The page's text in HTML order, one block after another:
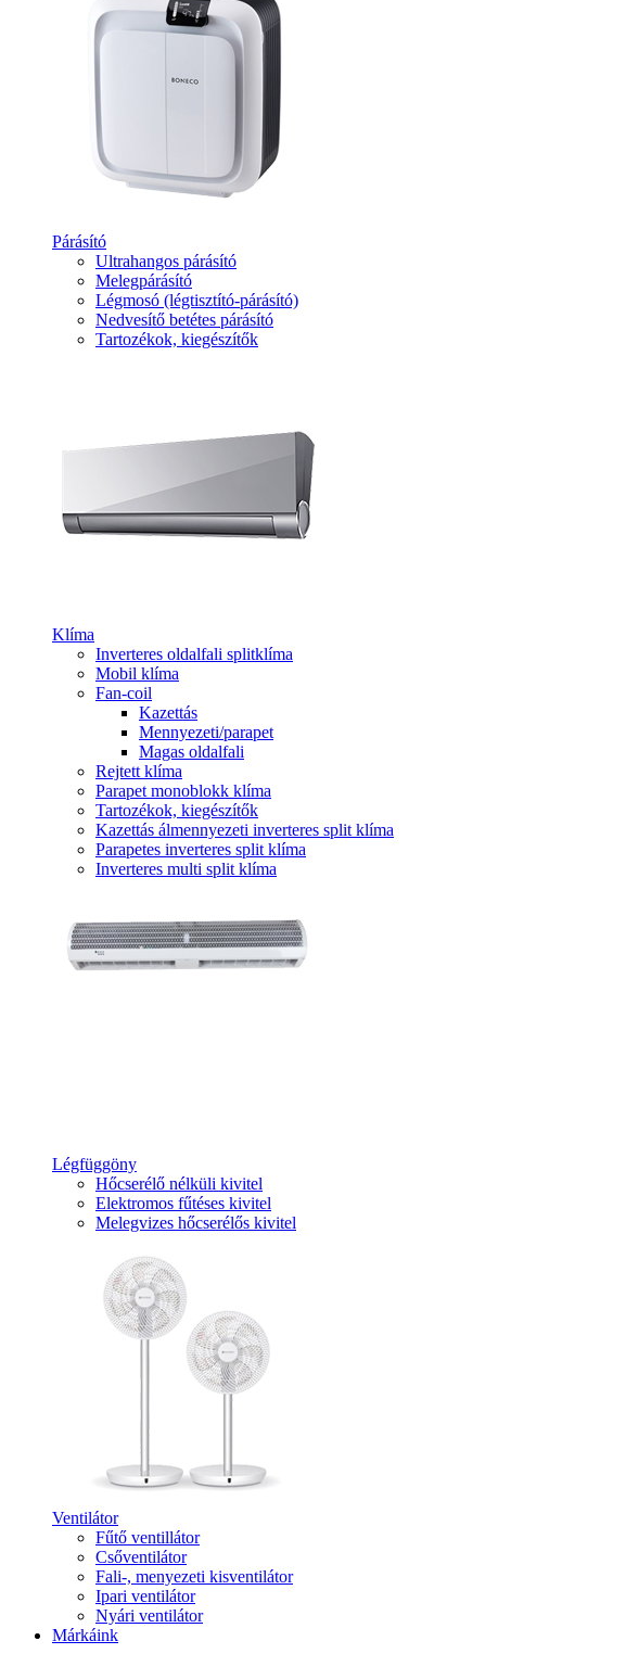
Párásító
Ultrahangos párásító
Melegpárásító
Légmosó (légtisztító-párásító)
Nedvesítő betétes párásító
Tartozékok, kiegészítők
Klíma
Inverteres oldalfali splitklíma
Mobil klíma
Fan-coil
Kazettás
Mennyezeti/parapet
Magas oldalfali
Rejtett klíma
Parapet monoblokk klíma
Tartozékok, kiegészítők
Kazettás álmennyezeti inverteres split klíma
Parapetes inverteres split klíma
Inverteres multi split klíma
Légfüggöny
Hőcserélő nélküli kivitel
Elektromos fűtéses kivitel
Melegvizes hőcserélős kivitel
Ventilátor
Fűtő ventillátor
Csőventilátor
Fali-, menyezeti kisventilátor
Ipari ventilátor
Nyári ventilátor
Márkáink